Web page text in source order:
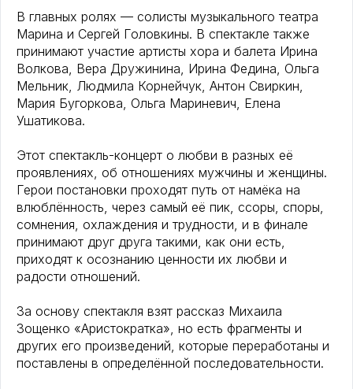
В главных ролях — солисты музыкального театра
Марина и Сергей Головкины. В спектакле также
принимают участие артисты хора и балета Ирина
Волкова, Вера Дружинина, Ирина Федина, Ольга
Мельник, Людмила Корнейчук, Антон Свиркин,
Мария Бугоркова, Ольга Мариневич, Елена
Ушатикова.
Этот спектакль-концерт о любви в разных её
проявлениях, об отношениях мужчины и женщины.
Герои постановки проходят путь от намёка на
влюблённость, через самый её пик, ссоры, споры,
сомнения, охлаждения и трудности, и в финале
принимают друг друга такими, как они есть,
приходят к осознанию ценности их любви и
радости отношений.
За основу спектакля взят рассказ Михаила
Зощенко «Аристократка», но есть фрагменты и
других его произведений, которые переработаны и
поставлены в определённой последовательности.